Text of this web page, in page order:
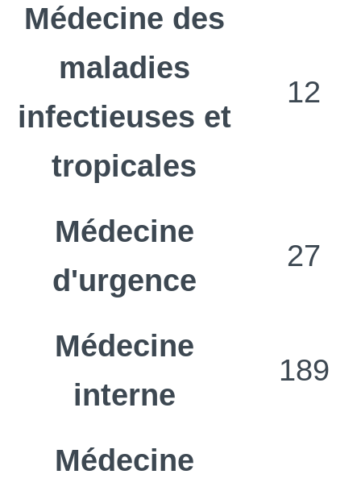
Médecine des
maladies
infectieuses et
tropicales
12
Médecine
d'urgence
27
Médecine
interne
189
Médecine